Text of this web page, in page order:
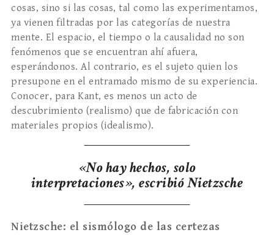
cosas, sino si las cosas, tal como las experimentamos,
ya vienen filtradas por las categorías de nuestra
mente. El espacio, el tiempo o la causalidad no son
fenómenos que se encuentran ahí afuera,
esperándonos. Al contrario, es el sujeto quien los
presupone en el entramado mismo de su experiencia.
Conocer, para Kant, es menos un acto de
descubrimiento (realismo) que de fabricación con
materiales propios (idealismo).
«No hay hechos, solo
interpretaciones», escribió Nietzsche
Nietzsche: el sismólogo de las certezas